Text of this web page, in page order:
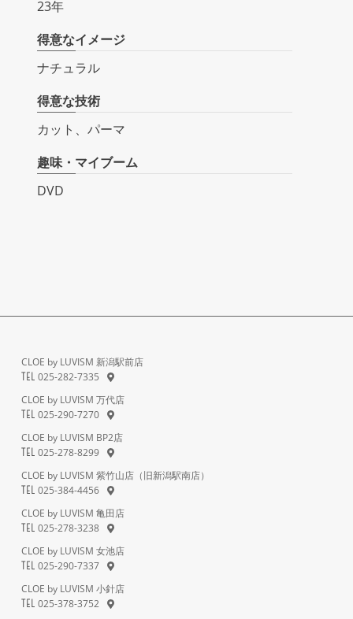
23年
得意なイメージ
ナチュラル
得意な技術
カット、パーマ
趣味・マイブーム
DVD
CLOE by LUVISM 新潟駅前店
TEL
025-282-7335
CLOE by LUVISM 万代店
TEL
025-290-7270
CLOE by LUVISM BP2店
TEL
025-278-8299
CLOE by LUVISM 紫竹山店（旧新潟駅南店）
TEL
025-384-4456
CLOE by LUVISM 亀田店
TEL
025-278-3238
CLOE by LUVISM 女池店
TEL
025-290-7337
CLOE by LUVISM 小針店
TEL
025-378-3752